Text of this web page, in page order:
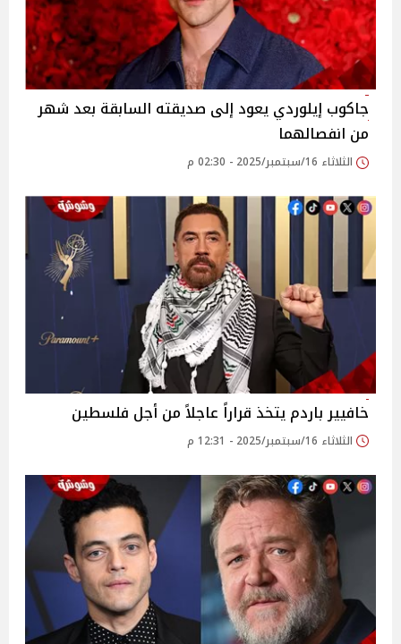
جاكوب إيلوردي يعود إلى صديقته السابقة بعد شهر
من انفصالهما
الثلاثاء 16/سبتمبر/2025 - 02:30 م
خافيير باردم يتخذ قراراً عاجلاً من أجل فلسطين
الثلاثاء 16/سبتمبر/2025 - 12:31 م